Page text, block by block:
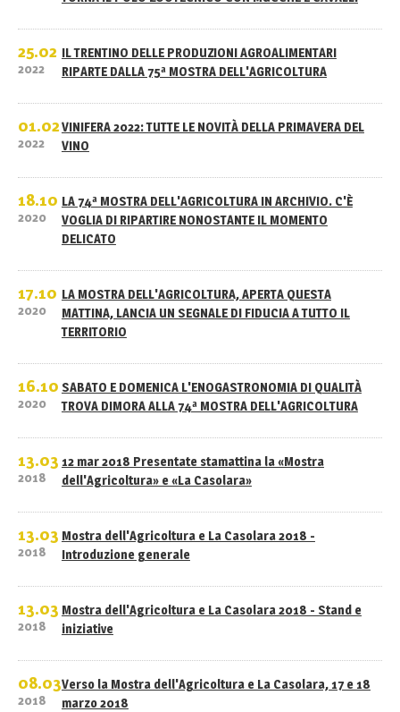
25.02
2022
IL TRENTINO DELLE PRODUZIONI AGROALIMENTARI
RIPARTE DALLA 75ª MOSTRA DELL'AGRICOLTURA
01.02
2022
VINIFERA 2022: TUTTE LE NOVITÀ DELLA PRIMAVERA DEL
VINO
18.10
2020
LA 74ª MOSTRA DELL'AGRICOLTURA IN ARCHIVIO. C'È
VOGLIA DI RIPARTIRE NONOSTANTE IL MOMENTO
DELICATO
17.10
2020
LA MOSTRA DELL'AGRICOLTURA, APERTA QUESTA
MATTINA, LANCIA UN SEGNALE DI FIDUCIA A TUTTO IL
TERRITORIO
16.10
2020
SABATO E DOMENICA L'ENOGASTRONOMIA DI QUALITÀ
TROVA DIMORA ALLA 74ª MOSTRA DELL'AGRICOLTURA
13.03
2018
12 mar 2018 Presentate stamattina la «Mostra
dell'Agricoltura» e «La Casolara»
13.03
2018
Mostra dell'Agricoltura e La Casolara 2018 -
Introduzione generale
13.03
2018
Mostra dell'Agricoltura e La Casolara 2018 - Stand e
iniziative
08.03
2018
Verso la Mostra dell'Agricoltura e La Casolara, 17 e 18
marzo 2018